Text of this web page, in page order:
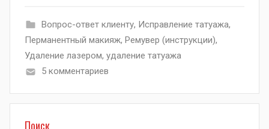
Вопрос-ответ клиенту, Исправление татуажа,
Перманентный макияж, Ремувер (инструкции),
Удаление лазером, удаление татуажа
5 комментариев
Поиск